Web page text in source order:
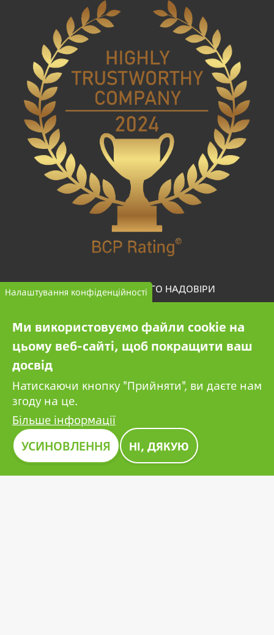
КОМПАНІЯ ВИСОКОГО НАДОВІРИ
відбирає та класифікує компанії з більш ніж одного
мільйона кредитних звітів для порівняння надійних
Зображення
Налаштування конфіденційності
Ми використовуємо файли cookie на
цьому веб-сайті, щоб покращити ваш
досвід
Натискаючи кнопку "Прийняти", ви даєте нам
згоду на це.
Більше інформації
УСИНОВЛЕННЯ НІ, ДЯКУЮ